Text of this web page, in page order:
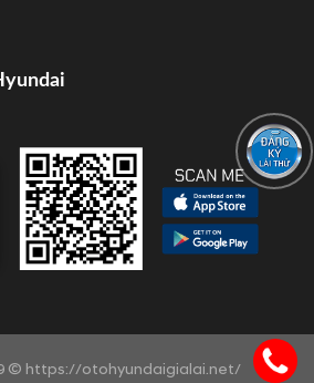
© https://otohyundaigialai.net/